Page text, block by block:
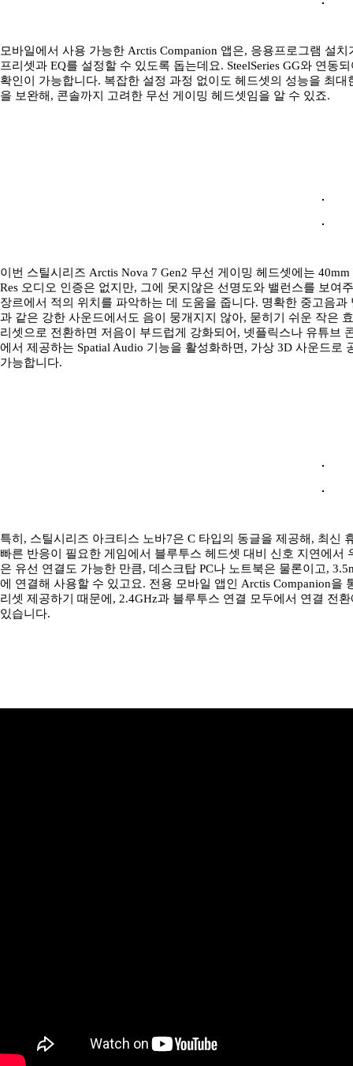
모바일에서 사용 가능한 Arctis Companion 앱은, 응용프로그램 설
프리셋과 EQ를 설정할 수 있도록 돕는데요. SteelSeries GG와 연
확인이 가능합니다. 복잡한 설정 과정 없이도 헤드셋의 성능을 최
을 보완해, 콘솔까지 고려한 무선 게이밍 헤드셋임을 알 수 있죠.
이번 스틸시리즈 Arctis Nova 7 Gen2 무선 게이밍 헤드셋에는
Res 오디오 인증은 없지만, 그에 못지않은 선명도와 밸런스를 보여
장르에서 적의 위치를 파악하는 데 도움을 줍니다. 명확한 중고음
과 같은 강한 사운드에서도 음이 뭉개지지 않아, 묻히기 쉬운 작은
리셋으로 전환하면 저음이 부드럽게 강화되어, 넷플릭스나 유튜브
에서 제공하는 Spatial Audio 기능을 활성화하면, 가상 3D 사운드
가능합니다.
특히, 스틸시리즈 아크티스 노바7은 C 타입의 동글을 제공해, 최신
빠른 반응이 필요한 게임에서 블루투스 헤드셋 대비 신호 지연에
은 유선 연결도 가능한 만큼, 데스크탑 PC나 노트북은 물론이고,
에 연결해 사용할 수 있고요. 전용 모바일 앱인 Arctis Companion을
리셋 제공하기 때문에, 2.4GHz과 블루투스 연결 모두에서 연결 전
있습니다.